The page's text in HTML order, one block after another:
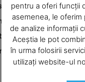
pentru a oferi funcții
asemenea, le
de analize informații
Aceștia le pot
în urma folosirii
utilizați website-ul